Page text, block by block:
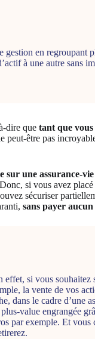
en regroupant
à une autre sans
dire que tant que vous
peut-être pas
sur une assurance-
si vous avez
sécuriser
sans payer
si vous souhaitez
la vente de vos
dans le cadre d’une
value engrangée
par exemple. Et